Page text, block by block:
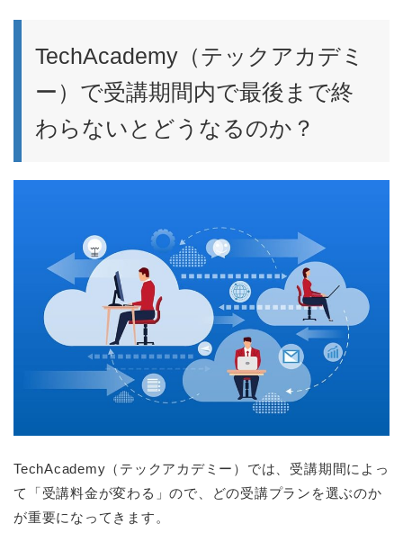
TechAcademy（テックアカデミ
ー）で受講期間内で最後まで終
わらないとどうなるのか？
TechAcademy（テックアカデミー）では、受講期間によっ
て「受講料金が変わる」ので、どの受講プランを選ぶのか
が重要になってきます。